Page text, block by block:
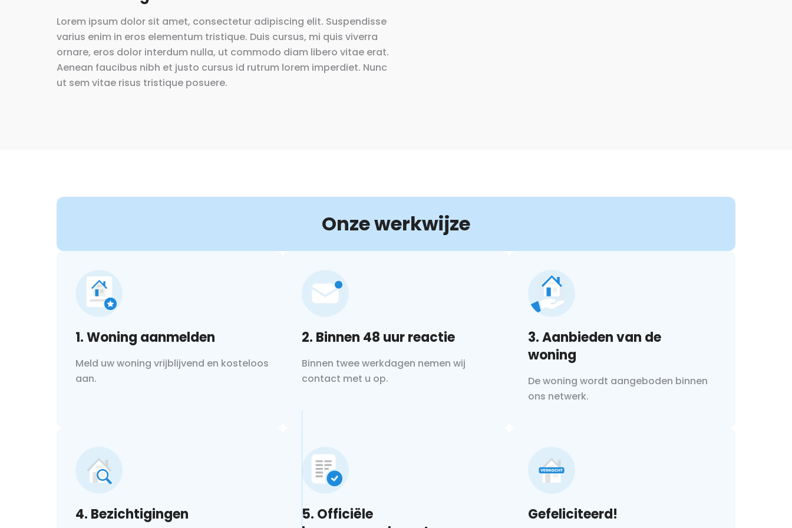
Lorem ipsum dolor sit amet, consectetur adipiscing elit. Suspendisse
varius enim in eros elementum tristique. Duis cursus, mi quis viverra
ornare, eros dolor interdum nulla, ut commodo diam libero vitae erat.
Aenean faucibus nibh et justo cursus id rutrum lorem imperdiet. Nunc
ut sem vitae risus tristique posuere.
Onze werkwijze
1. Woning aanmelden
Meld uw woning vrijblijvend en kosteloos
aan.
2. Binnen 48 uur reactie
Binnen twee werkdagen nemen wij
contact met u op.
3. Aanbieden van de
woning
De woning wordt aangeboden binnen
ons netwerk.
4. Bezichtigingen
5. Officiële
Gefeliciteerd!